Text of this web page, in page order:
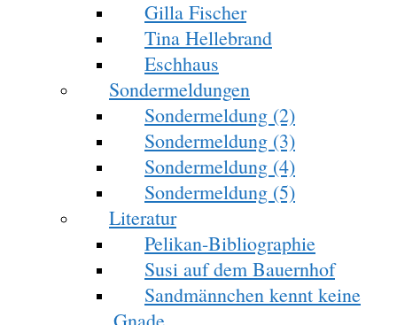
Gilla Fischer
Tina Hellebrand
Eschhaus
Sondermeldungen
Sondermeldung (2)
Sondermeldung (3)
Sondermeldung (4)
Sondermeldung (5)
Literatur
Pelikan-Bibliographie
Susi auf dem Bauernhof
Sandmännchen kennt keine